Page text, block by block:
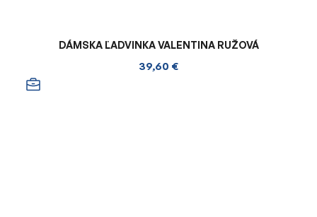
DÁMSKA ĽADVINKA VALENTINA RUŽOVÁ
39,60 €